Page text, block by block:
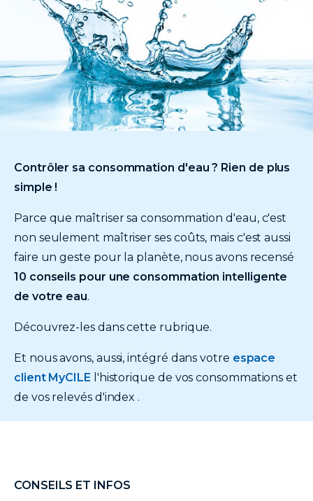
introduction
Contrôler sa consommation d'eau ? Rien de plus
simple !
Parce que maîtriser sa consommation d'eau, c'est
non seulement maîtriser ses coûts, mais c'est aussi
faire un geste pour la planète, nous avons recensé
10 conseils pour une consommation intelligente
de votre eau.
Découvrez-les dans cette rubrique.
Et nous avons, aussi, intégré dans votre espace
client MyCILE l'historique de vos consommations et
de vos relevés d'index .
CONSEILS ET INFOS